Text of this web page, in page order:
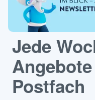
Jede
Postfach